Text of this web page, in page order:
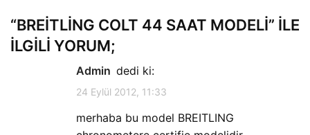
“BREITLING COLT 44 SAAT MODELI” ILE
ILGILI YORUM;
admin dedi ki:
24 Eylül 2012, 11:33
merhaba bu model BREITLING